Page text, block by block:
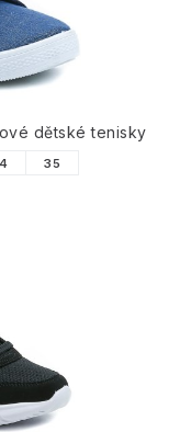
dětské tenisky
35